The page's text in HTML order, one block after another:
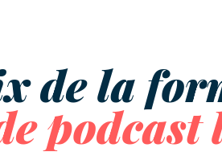
de la